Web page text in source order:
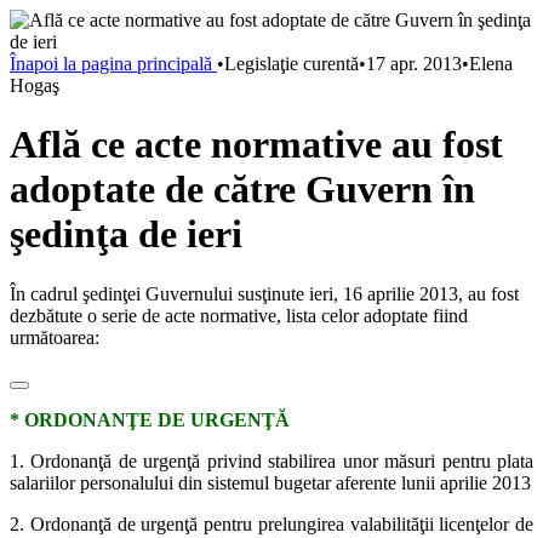
Înapoi la pagina principală •Legislaţie curentă•17 apr. 2013•Elena
Hogaş
Află ce acte normative au fost
adoptate de către Guvern în
şedinţa de ieri
În cadrul şedinţei Guvernului susţinute ieri, 16 aprilie 2013, au fost
dezbătute o serie de acte normative, lista celor adoptate fiind
următoarea:
* ORDONANŢE DE URGENŢĂ
1. Ordonanţă de urgenţă privind stabilirea unor măsuri pentru plata
salariilor personalului din sistemul bugetar aferente lunii aprilie 2013
2. Ordonanţă de urgenţă pentru prelungirea valabilităţii licenţelor de